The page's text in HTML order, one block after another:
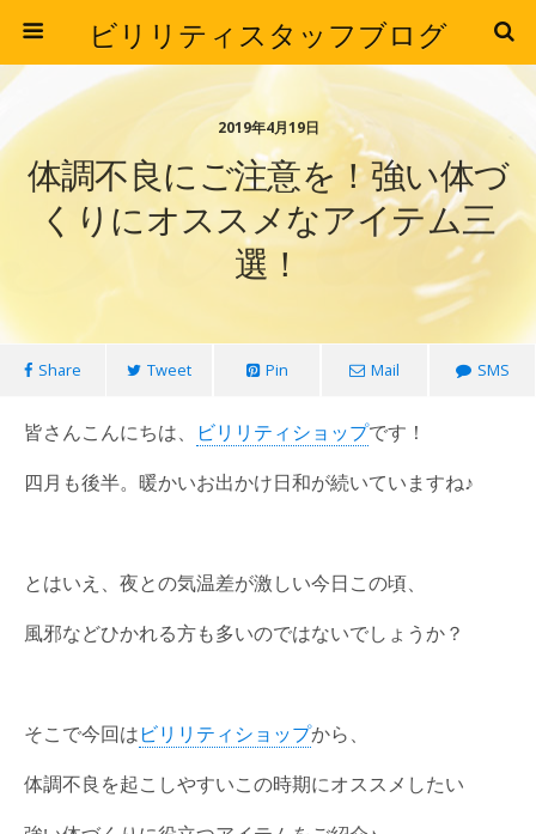
ビリリティスタッフブログ
2019年4月19日
体調不良にご注意を！強い体づ
くりにオススメなアイテム三
選！
Share Tweet Pin Mail SMS
皆さんこんにちは、 ビリリティショップです！
四月も後半。暖かいお出かけ日和が続いていますね♪
とはいえ、夜との気温差が激しい今日この頃、
風邪などひかれる方も多いのではないでしょうか？
そこで今回はビリリティショップから、
体調不良を起こしやすいこの時期にオススメしたい